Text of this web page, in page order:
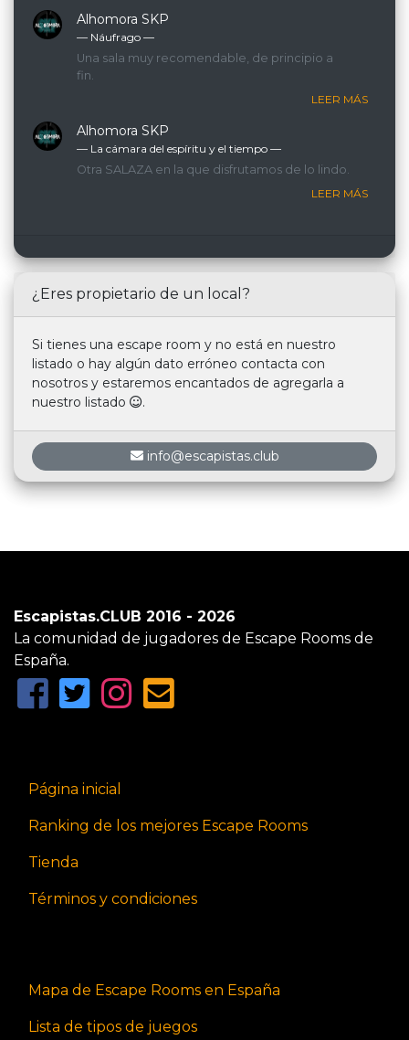
Alhomora SKP
— Náufrago ―
Una sala muy recomendable, de principio a
fin.
LEER MÁS
Alhomora SKP
— La cámara del espíritu y el tiempo ―
Otra SALAZA en la que disfrutamos de lo lindo.
LEER MÁS
¿Eres propietario de un local?
Si tienes una escape room y no está en nuestro
listado o hay algún dato erróneo contacta con
nosotros y estaremos encantados de agregarla a
nuestro listado
.
info@escapistas.club
Escapistas.CLUB 2016 - 2026
La comunidad de jugadores de Escape Rooms de
España.
Página inicial
Ranking de los mejores Escape Rooms
Tienda
Términos y condiciones
Mapa de Escape Rooms en España
Lista de tipos de juegos